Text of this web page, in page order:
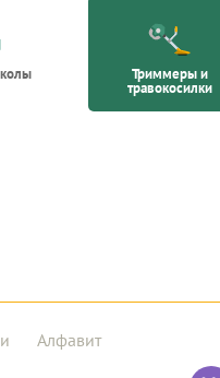
Триммеры и
травокосилки
Алфавит